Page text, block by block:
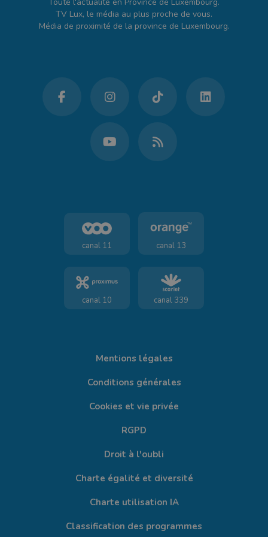
TV Lux, le média au plus proche de vous.
Média de proximité de la province de Luxembourg.
canal 11 canal 13
canal 10 canal 339
Mentions légales
Conditions générales
Cookies et vie privée
RGPD
Droit à l'oubli
Charte égalité et diversité
Charte utilisation IA
Classification des programmes